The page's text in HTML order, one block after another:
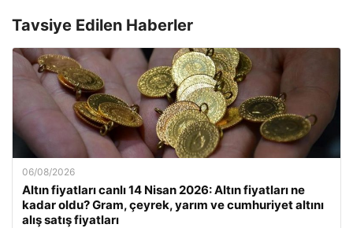
Tavsiye Edilen Haberler
06/08/2026
Altın fiyatları canlı 14 Nisan 2026: Altın fiyatları ne
kadar oldu? Gram, çeyrek, yarım ve cumhuriyet altını
alış satış fiyatları